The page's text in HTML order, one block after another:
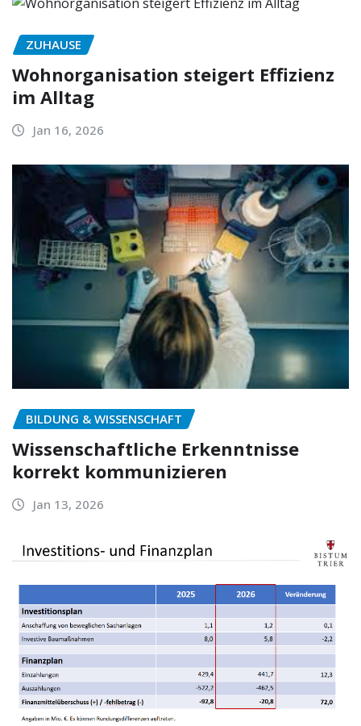
ZUHAUSE
Wohnorganisation steigert Effizienz
im Alltag
Jan 16, 2026
BILDUNG & WISSENSCHAFT
Wissenschaftliche Erkenntnisse
korrekt kommunizieren
Jan 13, 2026